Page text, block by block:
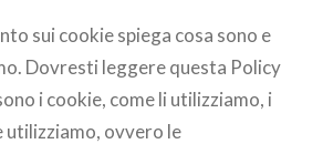
sui cookie spiega cosa sono e
Dovresti leggere questa Policy
i cookie, come li utilizziamo, i
utilizziamo, ovvero le